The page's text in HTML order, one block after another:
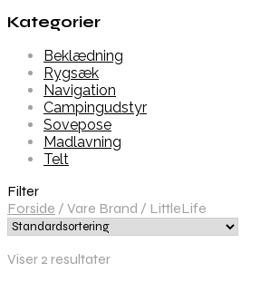
Kategorier
Beklædning
Rygsæk
Navigation
Campingudstyr
Sovepose
Madlavning
Telt
Filter
Forside / Vare Brand / LittleLife
Viser 2 resultater